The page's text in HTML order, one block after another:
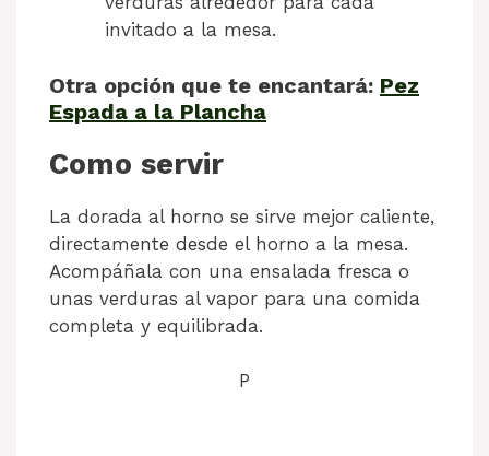
invitado a la mesa.
Otra opción que te encantará: Pez
Espada a la Plancha
Como servir
La dorada al horno se sirve mejor caliente,
directamente desde el horno a la mesa.
Acompáñala con una ensalada fresca o
unas verduras al vapor para una comida
completa y equilibrada.
P